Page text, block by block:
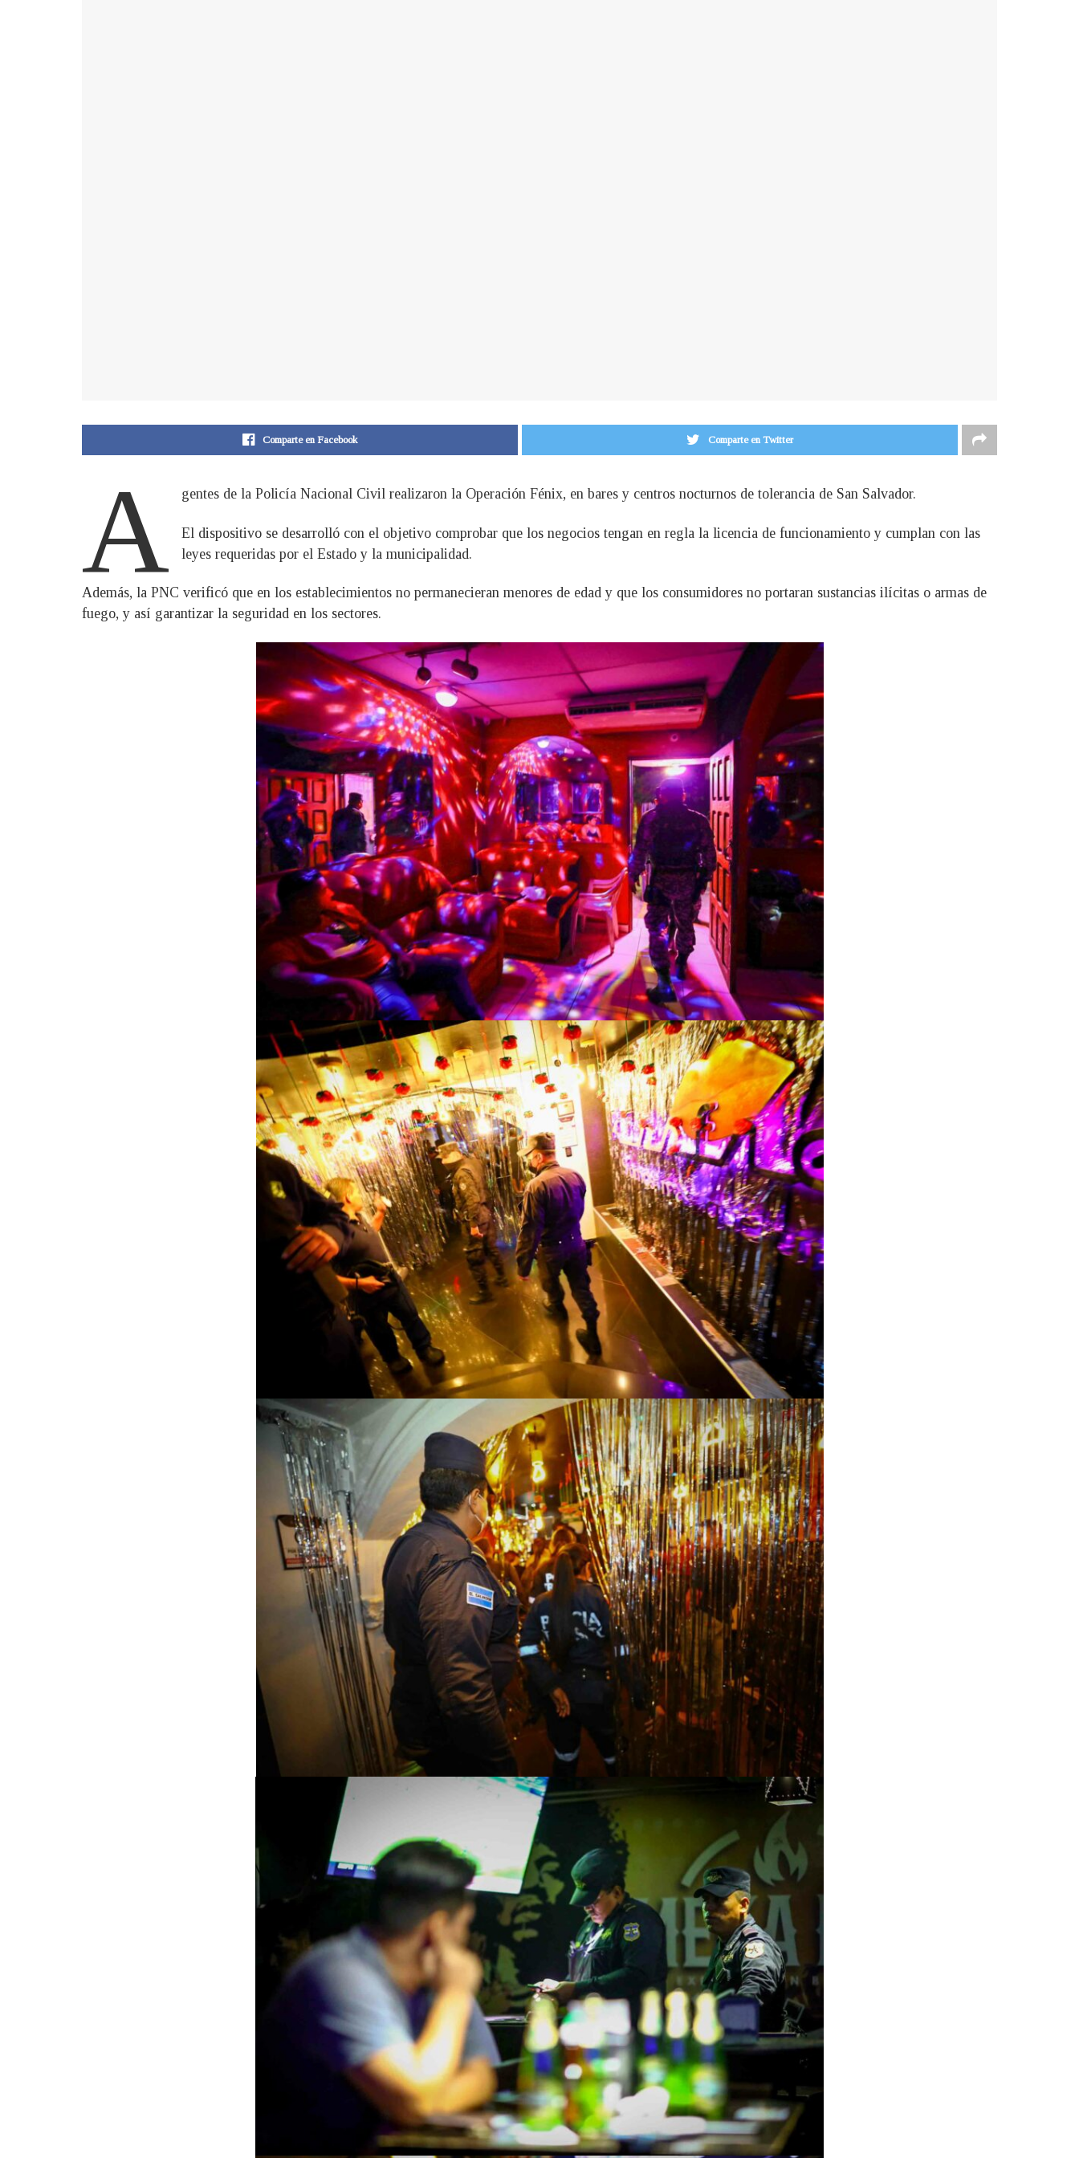
Comparte en Facebook Comparte en Twitter
A gentes de la Policía Nacional Civil realizaron la Operación Fénix, en bares y centros nocturnos de tolerancia de San Salvador.
El dispositivo se desarrolló con el objetivo comprobar que los negocios tengan en regla la licencia de funcionamiento y cumplan con las
leyes requeridas por el Estado y la municipalidad.
Además, la PNC verificó que en los establecimientos no permanecieran menores de edad y que los consumidores no portaran sustancias ilícitas o armas de
fuego, y así garantizar la seguridad en los sectores.